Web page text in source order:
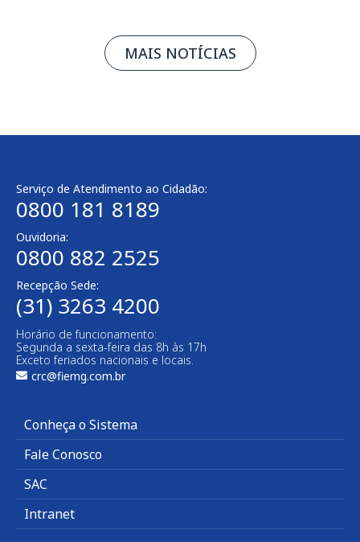
MAIS NOTÍCIAS
Serviço de Atendimento ao Cidadão:
0800 181 8189
Ouvidoria:
0800 882 2525​
Recepção Sede:
(31) 3263 4200
Horário de funcionamento:
Segunda a sexta-feira das 8h às 17h
Exceto feriados nacionais e locais.
crc@fiemg.com.br
Conheça o Sistema
Fale Conosco
SAC
Intranet